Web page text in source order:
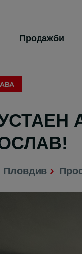
Продажби
Пловдив